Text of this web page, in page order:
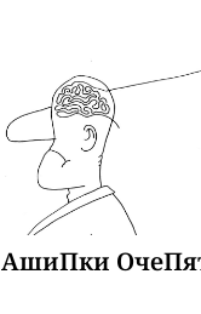
АшиПки